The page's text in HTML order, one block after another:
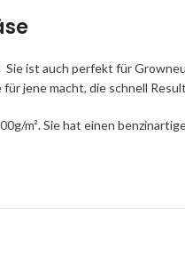
ist auch perfekt für
jene macht, die schnell
m². Sie hat einen